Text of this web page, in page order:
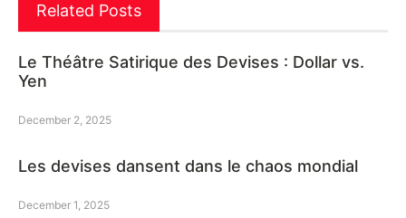
Related Posts
Le Théâtre Satirique des Devises : Dollar vs.
Yen
December 2, 2025
Les devises dansent dans le chaos mondial
December 1, 2025